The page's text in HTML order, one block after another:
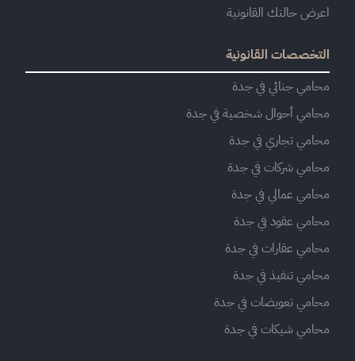
اعرض حالتك القانونية
التخصصات القانونية
محامي جنائي في جدة
محامي أحوال شخصية في جدة
محامي تجاري في جدة
محامي شركات في جدة
محامي عمالي في جدة
محامي عقود في جدة
محامي عقارات في جدة
محامي تنفيذ في جدة
محامي تعويضات في جدة
محامي شيكات في جدة